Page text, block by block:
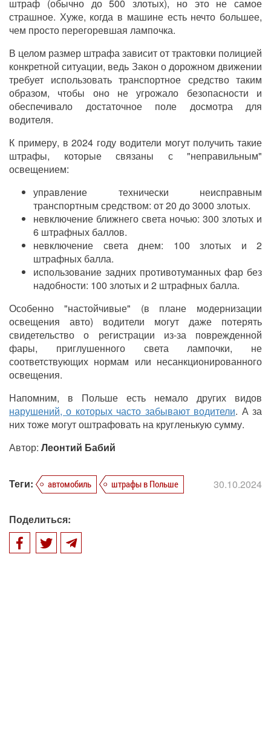
штраф (обычно до 500 злотых), но это не самое
страшное. Хуже, когда в машине есть нечто большее,
чем просто перегоревшая лампочка.
В целом размер штрафа зависит от трактовки полицией
конкретной ситуации, ведь Закон о дорожном движении
требует использовать транспортное средство таким
образом, чтобы оно не угрожало безопасности и
обеспечивало достаточное поле досмотра для
водителя.
К примеру, в 2024 году водители могут получить такие
штрафы, которые связаны с "неправильным"
освещением:
управление технически неисправным
транспортным средством: от 20 до 3000 злотых.
невключение ближнего света ночью: 300 злотых и
6 штрафных баллов.
невключение света днем: 100 злотых и 2
штрафных балла.
использование задних противотуманных фар без
надобности: 100 злотых и 2 штрафных балла.
Особенно "настойчивые" (в плане модернизации
освещения авто) водители могут даже потерять
свидетельство о регистрации из-за поврежденной
фары, приглушенного света лампочки, не
соответствующих нормам или несанкционированного
освещения.
Напомним, в Польше есть немало других видов
нарушений, о которых часто забывают водители. А за
них тоже могут оштрафовать на кругленькую сумму.
Автор: Леонтий Бабий
Теги: автомобиль штрафы в Польше 30.10.2024
Поделиться: